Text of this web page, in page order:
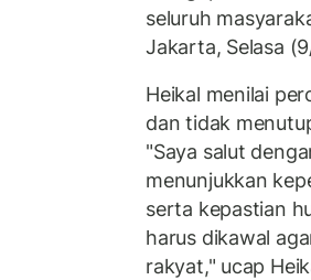
seluruh
Jakarta, Selasa
Heikal menilai
dan tidak
"Saya salut
menunjukkan
serta kepastian
harus dikawal
rakyat," ucap